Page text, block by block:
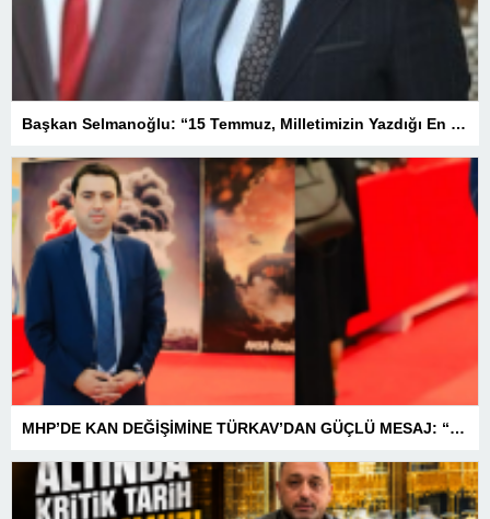
Başkan Selmanoğlu: “15 Temmuz, Milletimizin Yazdığı En Büyük Demokrasi Destanlarından Biridir”
MHP’DE KAN DEĞİŞİMİNE TÜRKAV’DAN GÜÇLÜ MESAJ: “BİRLİK VE BERABERLİKLE DAHA GÜÇLÜYÜZ”